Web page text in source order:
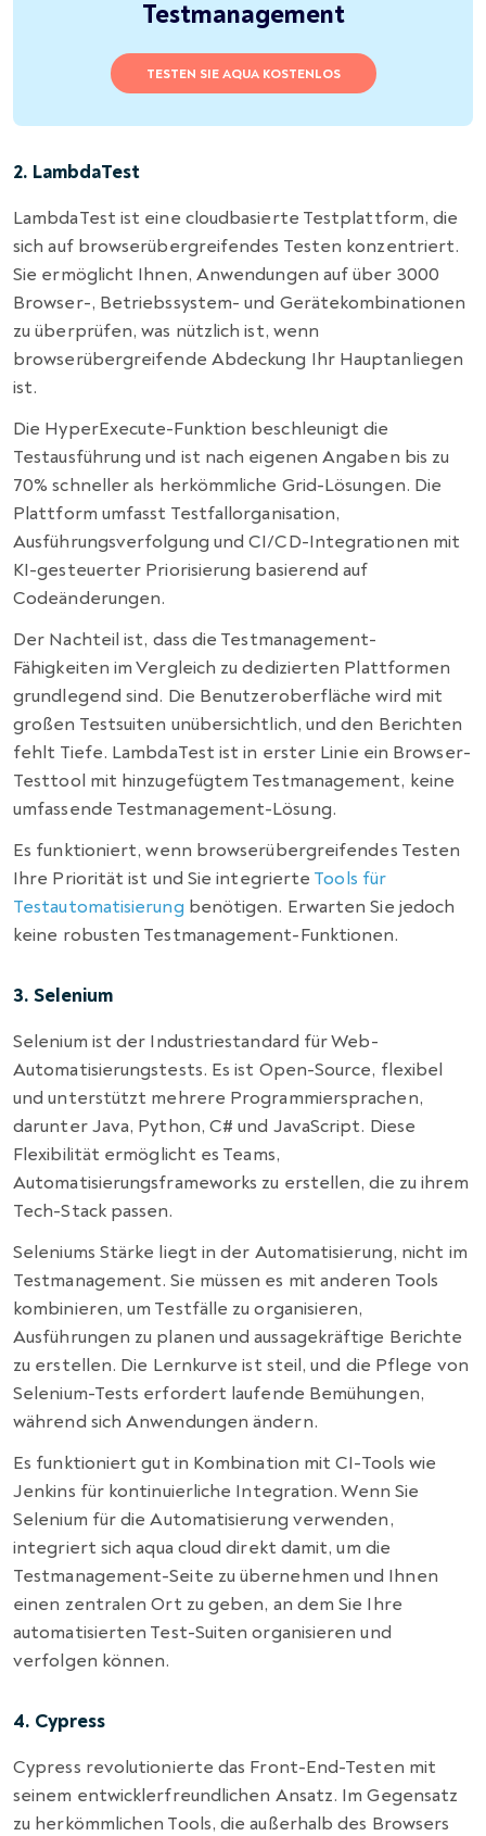
Testmanagement
TESTEN SIE AQUA KOSTENLOS
2. LambdaTest
LambdaTest ist eine cloudbasierte Testplattform, die
sich auf browserübergreifendes Testen konzentriert.
Sie ermöglicht Ihnen, Anwendungen auf über 3000
Browser-, Betriebssystem- und Gerätekombinationen
zu überprüfen, was nützlich ist, wenn
browserübergreifende Abdeckung Ihr Hauptanliegen
ist.
Die HyperExecute-Funktion beschleunigt die
Testausführung und ist nach eigenen Angaben bis zu
70% schneller als herkömmliche Grid-Lösungen. Die
Plattform umfasst Testfallorganisation,
Ausführungsverfolgung und CI/CD-Integrationen mit
KI-gesteuerter Priorisierung basierend auf
Codeänderungen.
Der Nachteil ist, dass die Testmanagement-
Fähigkeiten im Vergleich zu dedizierten Plattformen
grundlegend sind. Die Benutzeroberfläche wird mit
großen Testsuiten unübersichtlich, und den Berichten
fehlt Tiefe. LambdaTest ist in erster Linie ein Browser-
Testtool mit hinzugefügtem Testmanagement, keine
umfassende Testmanagement-Lösung.
Es funktioniert, wenn browserübergreifendes Testen
Ihre Priorität ist und Sie integrierte Tools für
Testautomatisierung benötigen. Erwarten Sie jedoch
keine robusten Testmanagement-Funktionen.
3. Selenium
Selenium ist der Industriestandard für Web-
Automatisierungstests. Es ist Open-Source, flexibel
und unterstützt mehrere Programmiersprachen,
darunter Java, Python, C# und JavaScript. Diese
Flexibilität ermöglicht es Teams,
Automatisierungsframeworks zu erstellen, die zu ihrem
Tech-Stack passen.
Seleniums Stärke liegt in der Automatisierung, nicht im
Testmanagement. Sie müssen es mit anderen Tools
kombinieren, um Testfälle zu organisieren,
Ausführungen zu planen und aussagekräftige Berichte
zu erstellen. Die Lernkurve ist steil, und die Pflege von
Selenium-Tests erfordert laufende Bemühungen,
während sich Anwendungen ändern.
Es funktioniert gut in Kombination mit CI-Tools wie
Jenkins für kontinuierliche Integration. Wenn Sie
Selenium für die Automatisierung verwenden,
integriert sich aqua cloud direkt damit, um die
Testmanagement-Seite zu übernehmen und Ihnen
einen zentralen Ort zu geben, an dem Sie Ihre
automatisierten Test-Suiten organisieren und
verfolgen können.
4. Cypress
Cypress revolutionierte das Front-End-Testen mit
seinem entwicklerfreundlichen Ansatz. Im Gegensatz
zu herkömmlichen Tools, die außerhalb des Browsers